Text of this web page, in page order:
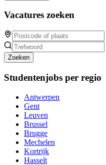
Vacatures zoeken
Zoeken
Studentenjobs per regio
Antwerpen
Gent
Leuven
Brussel
Brugge
Mechelen
Kortrijk
Hasselt